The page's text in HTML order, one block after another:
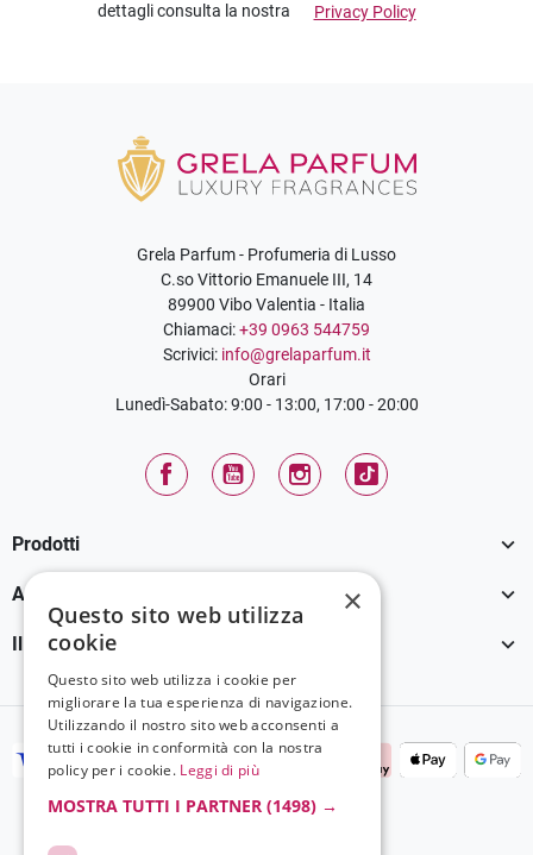
dettagli consulta la nostra
Privacy Policy
Grela Parfum - Profumeria di Lusso
C.so Vittorio Emanuele III, 14
89900 Vibo Valentia - Italia
Chiamaci:+39 0963 544759
Scrivici: info@grelaparfum.it
Orari
Lunedì-Sabato: 9:00 - 13:00, 17:00 - 20:00
FacebookYouTube InstagramTikTok
Prodotti 
Assistenza Clienti 
Il tuo account 
×
Questo sito web utilizza
cookie
Questo sito web utilizza i cookie per
migliorare la tua esperienza di navigazione.
Utilizzando il nostro sito web acconsenti a
tutti i cookie in conformità con la nostra
policy per i cookie. Leggi di più
MOSTRA TUTTI I PARTNER (1498) →